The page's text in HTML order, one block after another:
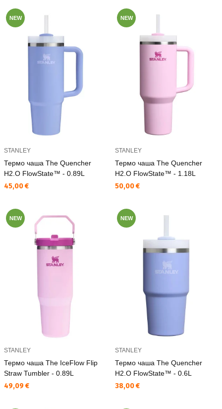
NEW
STANLEY
Термо чаша The Quencher
H2.O FlowState™ - 0.89L
Текуща цена:
45,00 €
NEW
STANLEY
Термо чаша The Quencher
H2.O FlowState™ - 1.18L
Текуща цена:
50,00 €
NEW
STANLEY
Термо чаша The IceFlow Flip
Straw Tumbler - 0.89L
Текуща цена:
49,09 €
NEW
STANLEY
Термо чаша The Quencher
H2.O FlowState™ - 0.6L
Текуща цена:
38,00 €